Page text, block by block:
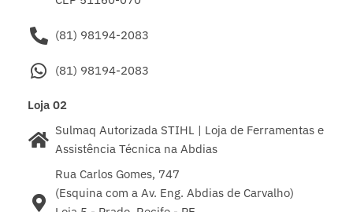
(81) 98194-2083
(81) 98194-2083
Loja 02
Sulmaq Autorizada STIHL | Loja de Ferramentas e
Assistência Técnica na Abdias
Rua Carlos Gomes, 747
(Esquina com a Av. Eng. Abdias de Carvalho)